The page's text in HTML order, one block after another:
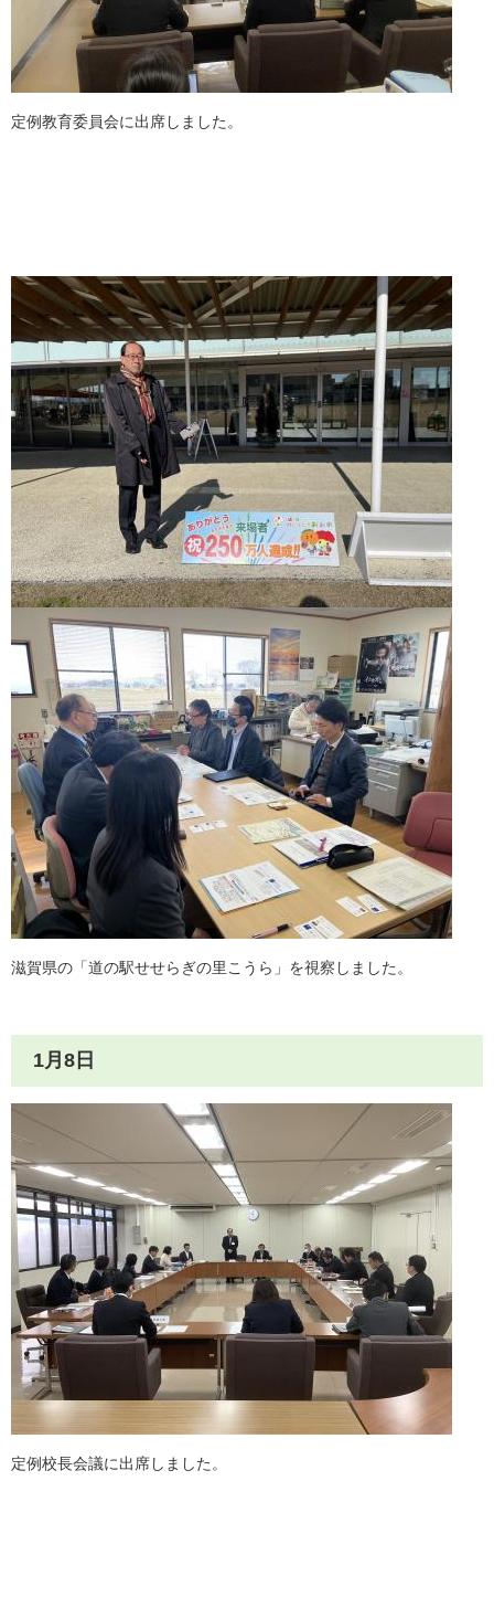
定例教育委員会に出席しました。
滋賀県の「道の駅せせらぎの里こうら」を視察しました。
1月8日
定例校長会議に出席しました。